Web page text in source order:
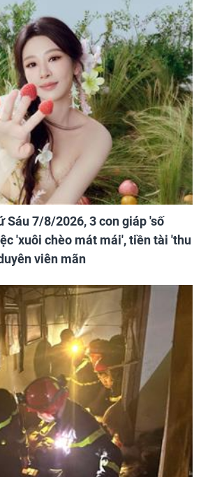
Sáu 7/8/2026, 3 con giáp 'số
'xuôi chèo mát mái', tiền tài 'thu
viên mãn